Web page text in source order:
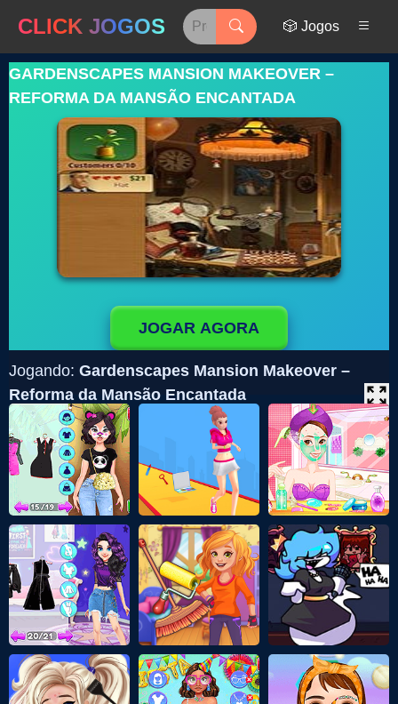
CLICK JOGOS 🎲 Jogos
GARDENSCAPES MANSION MAKEOVER –
REFORMA DA MANSÃO ENCANTADA
JOGAR AGORA
Jogando: Gardenscapes Mansion Makeover –
Reforma da Mansão Encantada